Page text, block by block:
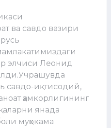
ва савдо вазири
элчиси Леонид
савдо-иқтисодий,
ҳамкорлигининг
янада
муҳокама